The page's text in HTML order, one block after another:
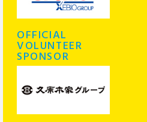
OFFICIAL
VOLUNTEER
SPONSOR